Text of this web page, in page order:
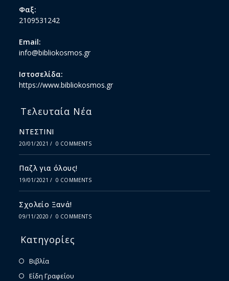
Φαξ:
2109531242
Email:
info@bibliokosmos.gr
Ιστοσελίδα:
https://www.bibliokosmos.gr
Τελευταία Νέα
ΝΤΕΣΤΙΝΙ
20/01/2021 / 0 COMMENTS
Παζλ για όλους!
19/01/2021 / 0 COMMENTS
Σχολείο Ξανά!
09/11/2020 / 0 COMMENTS
Κατηγορίες
Βιβλία
Είδη Γραφείου